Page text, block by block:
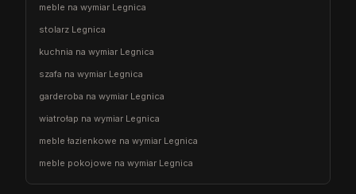
meble na wymiar Legnica
stolarz Legnica
kuchnia na wymiar Legnica
szafa na wymiar Legnica
garderoba na wymiar Legnica
wiatrołap na wymiar Legnica
meble łazienkowe na wymiar Legnica
meble pokojowe na wymiar Legnica